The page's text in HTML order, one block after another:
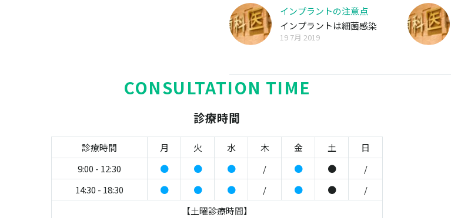
インプラントの注意点
インプラントは細菌感染
に弱く、虫歯にこそ…
19 7月 2019
CONSULTATION TIME
診療時間
診療時間 月 火 水 木 金 土
日
9:00 - 12:30
● ● ● / ● ●
/
14:30 - 18:30
● ● ● / ● ●
/
【土曜診療時間】